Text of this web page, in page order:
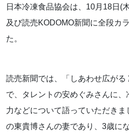
日本冷凍食品協会は、10月18日(
及び読売KODOMO新聞に全段カ
た。
読売新聞では、「しあわせ広が
で、タレントの安めぐみさんに
力などについて語っていただきま
の東貴博さんの妻であり、3歳に